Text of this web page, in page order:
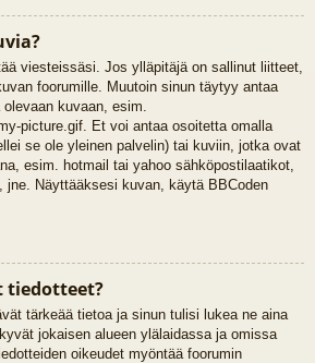
viesteissäsi. Jos ylläpitäjä on sallinut liitteet,
foorumille. Muutoin sinun täytyy antaa
kuvaan, esim.
picture.gif. Et voi antaa osoitetta omalla
se ole yleinen palvelin) tai kuviin, jotka ovat
esim. hotmail tai yahoo sähköpostilaatikot,
jne. Näyttääksesi kuvan, käytä BBCoden
tiedotteet?
tärkeää tietoa ja sinun tulisi lukea ne aina
jokaisen alueen ylälaidassa ja omissa
oikeudet myöntää foorumin